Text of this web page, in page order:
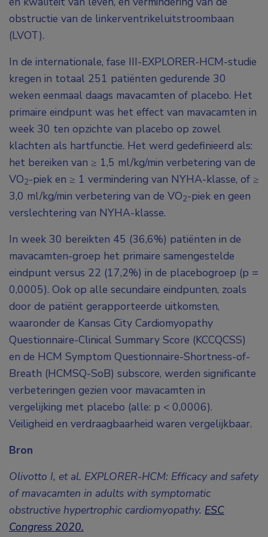
obstructie van de linkerventrikeluitstroombaan
(LVOT).
In de internationale, fase III-EXPLORER-HCM-studie
kregen in totaal 251 patiënten gedurende 30
weken eenmaal daags mavacamten of placebo. Het
primaire eindpunt was het effect van mavacamten in
week 30 ten opzichte van placebo op zowel
klachten als hartfunctie. Het werd gedefinieerd als:
het bereiken van ≥ 1,5 ml/kg/min verbetering van de
VO2-piek en ≥ 1 vermindering van NYHA-klasse, of ≥
3,0 ml/kg/min verbetering van de VO2-piek en geen
verslechtering van NYHA-klasse.
In week 30 bereikten 45 (36,6%) patiënten in de
mavacamten-groep het primaire samengestelde
eindpunt versus 22 (17,2%) in de placebogroep (p =
0,0005). Ook op alle secundaire eindpunten, zoals
door de patiënt gerapporteerde uitkomsten,
waaronder de Kansas City Cardiomyopathy
Questionnaire-Clinical Summary Score (KCCQCSS)
en de HCM Symptom Questionnaire-Shortness-of-
Breath (HCMSQ-SoB) subscore, werden significante
verbeteringen gezien voor mavacamten in
vergelijking met placebo (alle: p < 0,0006).
Veiligheid en verdraagbaarheid waren vergelijkbaar.
Bron
Olivotto I, et al. EXPLORER-HCM: Efficacy and safety
of mavacamten in adults with symptomatic
obstructive hypertrophic cardiomyopathy. ESC
Congress 2020.